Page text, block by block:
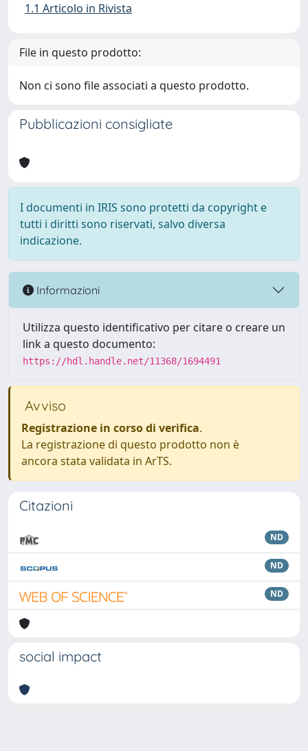
1.1 Articolo in Rivista
File in questo prodotto:
Non ci sono file associati a questo prodotto.
Pubblicazioni consigliate
I documenti in IRIS sono protetti da copyright e
tutti i diritti sono riservati, salvo diversa
indicazione.
Informazioni
Utilizza questo identificativo per citare o creare un
link a questo documento:
https://hdl.handle.net/11368/1694491
Avviso
Registrazione in corso di verifica.
La registrazione di questo prodotto non è
ancora stata validata in ArTS.
Citazioni
ND
ND
ND
social impact